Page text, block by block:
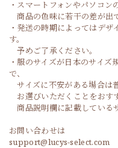
・スマートフォンやパソコン
商品の色味に若干の差が出
・発送の時期によってはデ
す。
予めご了承ください。
・服のサイズが日本のサイ
で、
サイズに不安がある場合は
お選びいただくことをおす
商品説明欄に記載している
お問い合わせは
support@lucys-select.com